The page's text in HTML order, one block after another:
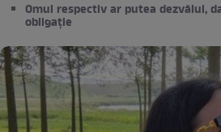
Omul respectiv ar putea dezvălui,
obligație